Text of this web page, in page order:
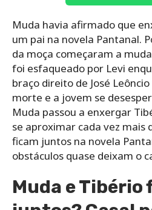
Muda havia afirmado que
um pai na novela Pantanal.
da moça começaram a
foi esfaqueado por Levi
braço direito de José
morte e a jovem se
Muda passou a enxergar
se aproximar cada vez mais
ficam juntos na novela
obstáculos quase deixam o
Muda e Tibério